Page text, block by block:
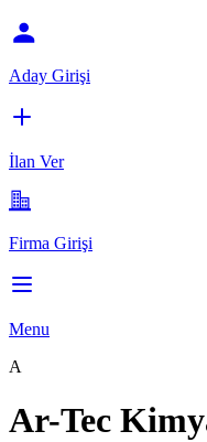
Aday Girişi
İlan Ver
Firma Girişi
Menu
A
Ar-Tec